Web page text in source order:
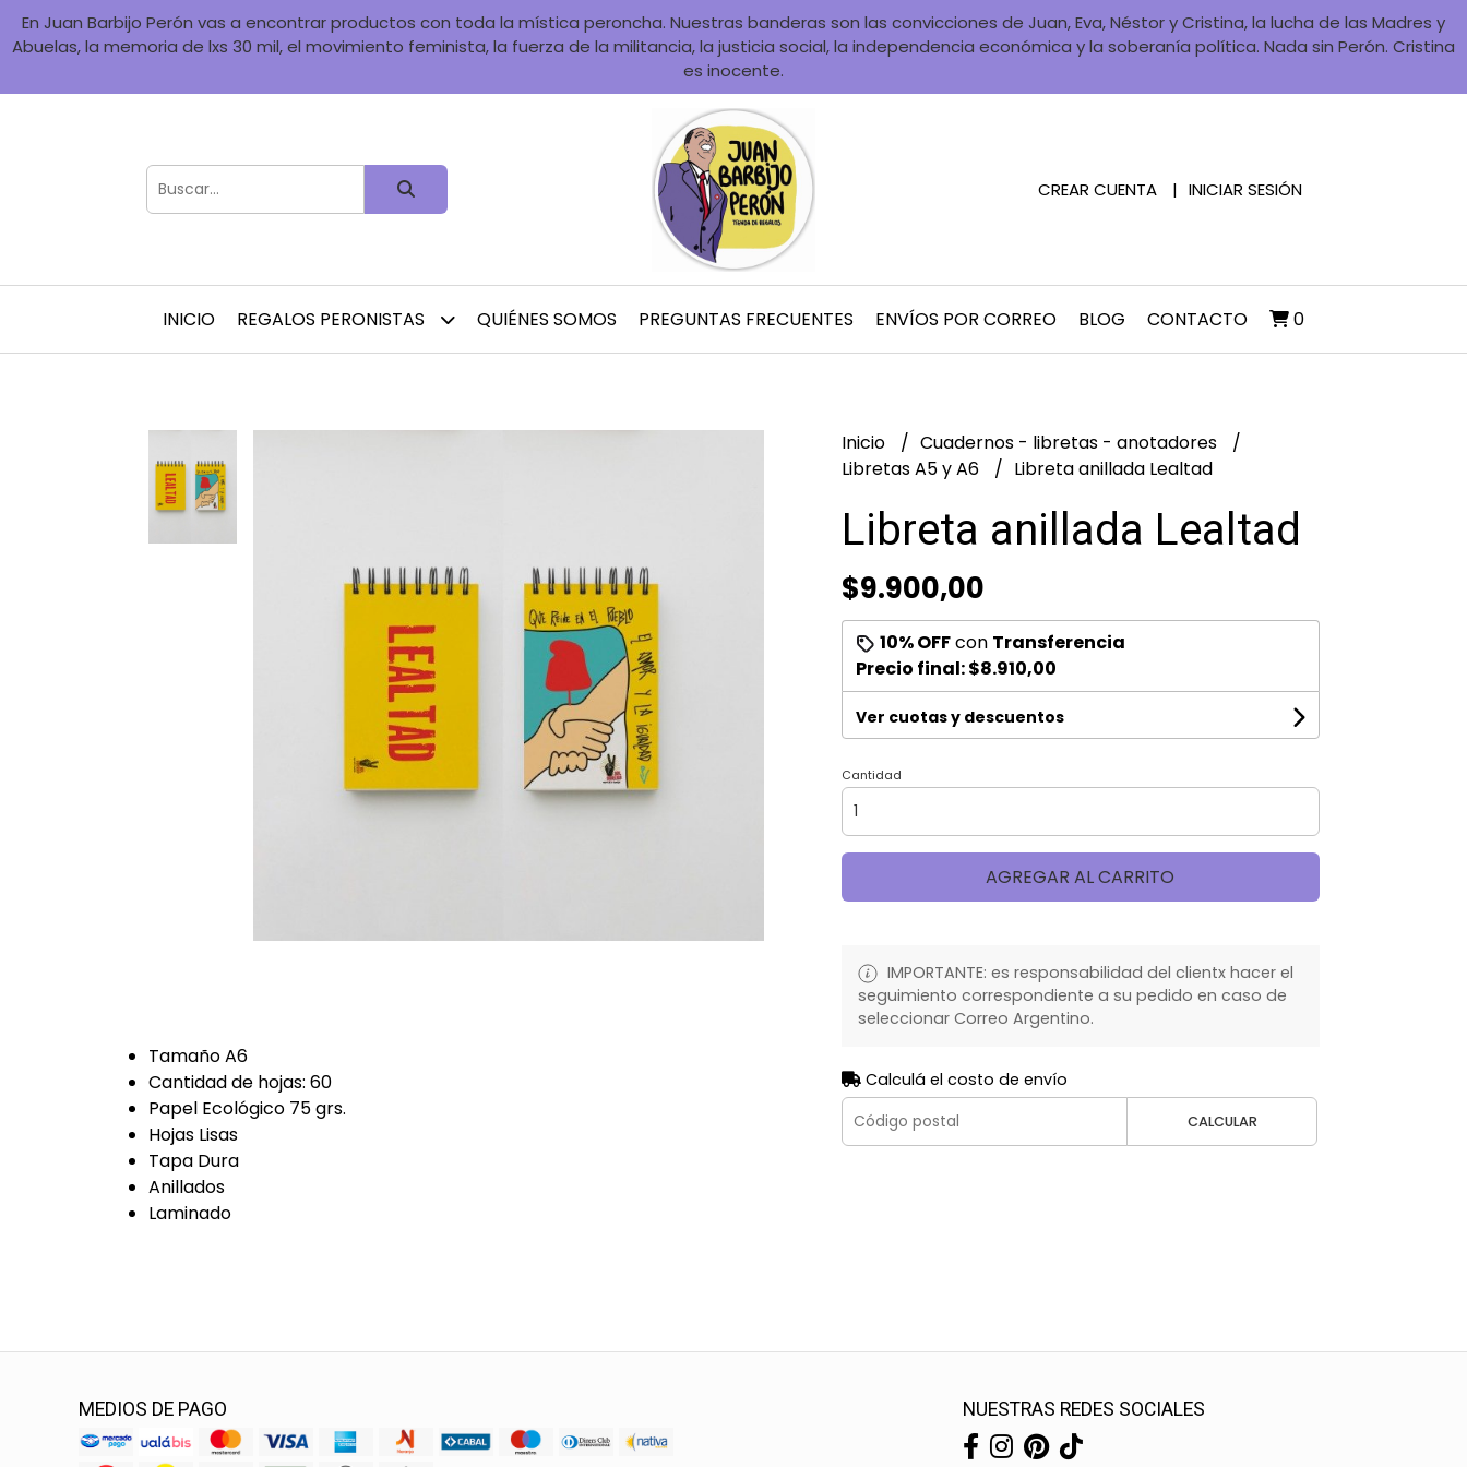
En Juan Barbijo Perón vas a encontrar productos con toda la mística peroncha. Nuestras banderas son las convicciones de Juan, Eva, Néstor y Cristina, la lucha de las Madres y
Abuelas, la memoria de lxs 30 mil, el movimiento feminista, la fuerza de la militancia, la justicia social, la independencia económica y la soberanía política. Nada sin Perón. Cristina
es inocente.
CREAR CUENTA INICIAR SESIÓN
INICIO REGALOS PERONISTAS QUIÉNES SOMOS PREGUNTAS FRECUENTES ENVÍOS POR CORREO BLOG CONTACTO 0
Tamaño A6
Cantidad de hojas: 60
Papel Ecológico 75 grs.
Hojas Lisas
Tapa Dura
Anillados
Laminado
Inicio
Cuadernos - libretas - anotadores
Libretas A5 y A6
Libreta anillada Lealtad
Libreta anillada Lealtad
$9.900,00
10% OFFcon Transferencia
Precio final:$8.910,00
Ver cuotas y descuentos
Cantidad
AGREGAR AL CARRITO
IMPORTANTE: es responsabilidad del clientx hacer el
seguimiento correspondiente a su pedido en caso de
seleccionar Correo Argentino.
Calculá el costo de envío
CALCULAR
MEDIOS DE PAGO NUESTRAS REDES SOCIALES